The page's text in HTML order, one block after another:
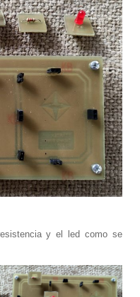
y el led como se